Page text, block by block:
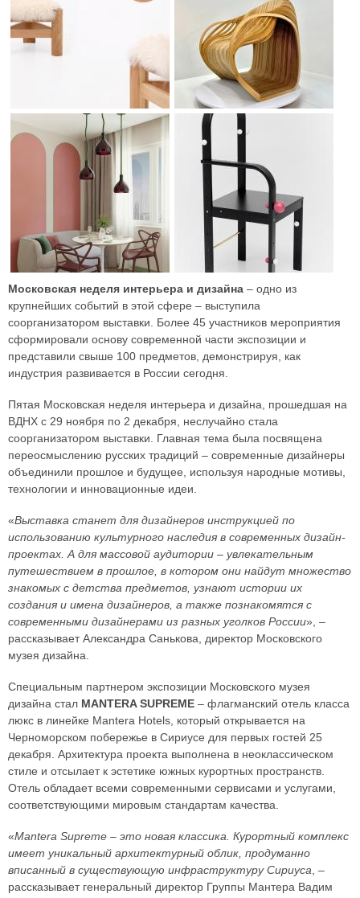
Московская неделя интерьера и дизайна – одно из
крупнейших событий в этой сфере – выступила
соорганизатором выставки. Более 45 участников мероприятия
сформировали основу современной части экспозиции и
представили свыше 100 предметов, демонстрируя, как
индустрия развивается в России сегодня.
Пятая Московская неделя интерьера и дизайна, прошедшая на
ВДНХ с 29 ноября по 2 декабря, неслучайно стала
соорганизатором выставки. Главная тема была посвящена
переосмыслению русских традиций – современные дизайнеры
объединили прошлое и будущее, используя народные мотивы,
технологии и инновационные идеи.
«Выставка станет для дизайнеров инструкцией по
использованию культурного наследия в современных дизайн-
проектах. А для массовой аудитории – увлекательным
путешествием в прошлое, в котором они найдут множество
знакомых с детства предметов, узнают истории их
создания и имена дизайнеров, а также познакомятся с
современными дизайнерами из разных уголков России», –
рассказывает Александра Санькова, директор Московского
музея дизайна.
Специальным партнером экспозиции Московского музея
дизайна стал MANTERA SUPREME – флагманский отель класса
люкс в линейке Mantera Hotels, который открывается на
Черноморском побережье в Сириусе для первых гостей 25
декабря. Архитектура проекта выполнена в неоклассическом
стиле и отсылает к эстетике южных курортных пространств.
Отель обладает всеми современными сервисами и услугами,
соответствующими мировым стандартам качества.
«Mantera Supreme – это новая классика. Курортный комплекс
имеет уникальный архитектурный облик, продуманно
вписанный в существующую инфраструктуру Сириуса, –
рассказывает генеральный директор Группы Мантера Вадим